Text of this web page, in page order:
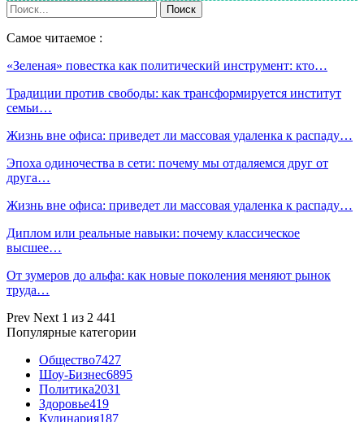
Самое читаемое :
«Зеленая» повестка как политический инструмент: кто…
Традиции против свободы: как трансформируется институт
семьи…
Жизнь вне офиса: приведет ли массовая удаленка к распаду…
Эпоха одиночества в сети: почему мы отдаляемся друг от
друга…
Жизнь вне офиса: приведет ли массовая удаленка к распаду…
Диплом или реальные навыки: почему классическое
высшее…
От зумеров до альфа: как новые поколения меняют рынок
труда…
Prev Next 1 из 2 441
Популярные категории
Общество7427
Шоу-Бизнес6895
Политика2031
Здоровье419
Кулинария187